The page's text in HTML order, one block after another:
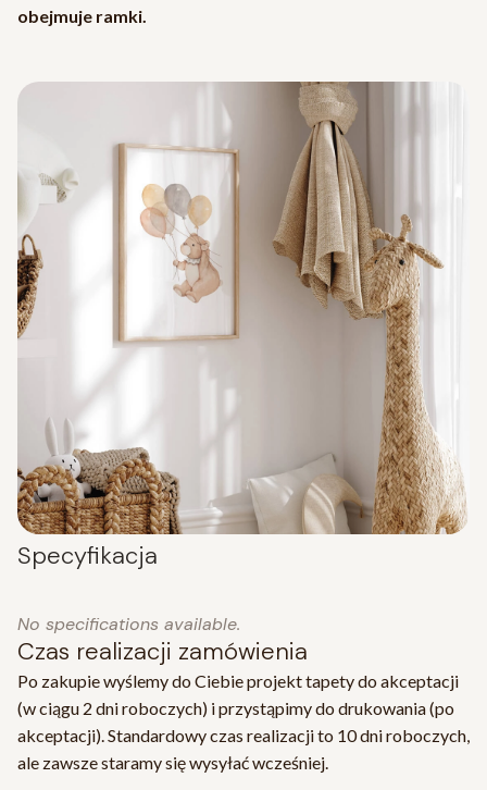
obejmuje ramki.
Specyfikacja
No specifications available.
Czas realizacji zamówienia
Po zakupie wyślemy do Ciebie projekt tapety do akceptacji
(w ciągu 2 dni roboczych) i przystąpimy do drukowania (po
akceptacji). Standardowy czas realizacji to 10 dni roboczych,
ale zawsze staramy się wysyłać wcześniej.